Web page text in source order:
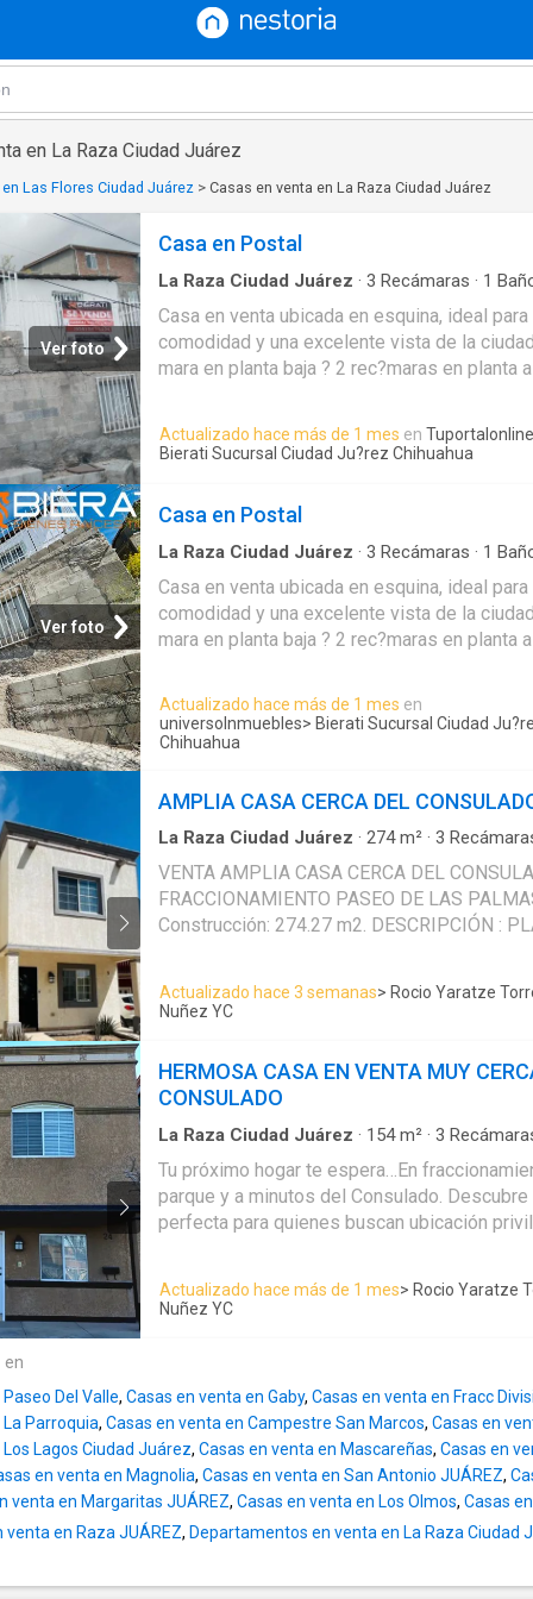
en La Raza Ciudad Juárez
Las Flores Ciudad Juárez > Casas en venta en La Raza Ciudad Juárez
Ver foto
Casa en Postal
La Raza Ciudad Juárez · 3 Recámaras · 1
Casa en venta ubicada en esquina, ideal
comodidad y una excelente vista de la
mara en planta baja ? 2 rec?maras en planta
una agradable terraza donde podr?s
servicios y vialidades principales.Una
invertir.Solo efectivo.Publicado por Bierati
Chihuahua a traves de Inmomap en
Actualizado hace más de 1 mes en Tuportalonline
Bierati Sucursal Ciudad Ju?rez Chihuahua
Ver foto
Casa en Postal
La Raza Ciudad Juárez · 3 Recámaras · 1
Casa en venta ubicada en esquina, ideal
comodidad y una excelente vista de la
mara en planta baja ? 2 rec?maras en planta
una agradable terraza donde podr?s
mica hacia el centro de la ciudad.Su
servicios y vialidades principales.Una
Chihuahua en universoinmuebles
Actualizado hace más de 1 mes en
universoInmuebles> Bierati Sucursal Ciudad
Chihuahua
AMPLIA CASA CERCA DEL
La Raza Ciudad Juárez · 274m² · 3
vigilancia·Cocina integral·Cuarto de servicio·
Estacionamiento·Gas natural·Internet ·Jardín
Sala polivalente·Seguridad ·Wifi·Zonas verdes
VENTA AMPLIA CASA CERCA DEL
FRACCIONAMIENTO PASEO DE LAS PALMAS Terreno 194.1
Construcción: 274.27 m2. DESCRIPCIÓN :
PLANTA ALTA: ✔️ Estancia ✔️ Cuarto de juegos. ✔️
un baño. VENTA $4,300,000 MXN.
Para más información ENVIAR WHATSAPP AL CEL 656 176 ----
QUIERES VENDER, COMPRAR, O RENTAR,
EN ALGUN TEMA DE BUENED RAICES,
NOSOTROS, CON GUSTO TE OFRECEMOS
https://yaratzeinmobiliaria----
Actualizado hace 3 semanas> Rocio Yaratze
Nuñez YC
HERMOSA CASA EN VENTA MUY
CONSULADO
La Raza Ciudad Juárez · 154m² · 3
Acceso para personas con discapacidad
Zona infantil·Calefacción·Caseta de vigilancia
televisión · Cocina integral·Cuarto de servicio·
Estacionamiento·Gas natural· Jardín·
Tu próximo hogar te espera…En
parque y a minutos del Consulado.
perfecta para quienes buscan ubicación
barra ▪ Medio baño para visitas ▪
equipamiento • Clósets instalados •
Minisplit en recámara principal • Aire
calefacción • Boiler Una propiedad ideal tanto para vivir como para
invertir gracias a su excelente ubicación y
Actualizado hace más de 1 mes> Rocio Yaratze
Nuñez YC
en
Del Valle, Casas en venta en Gaby, Casas en venta en Fracc
Parroquia, Casas en venta en Campestre San Marcos, Casas en
Lagos Ciudad Juárez, Casas en venta en Mascareñas, Casas en
en venta en Magnolia, Casas en venta en San Antonio JUÁREZ,
venta en Margaritas JUÁREZ, Casas en venta en Los Olmos, Casas
en Raza JUÁREZ, Departamentos en venta en La Raza Ciudad